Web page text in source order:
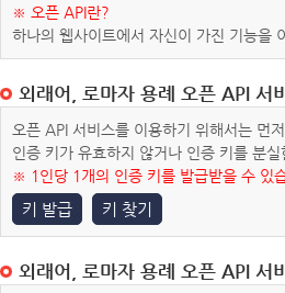
※ 오픈 API란?
하나의 웹사이트에서 자신이 가진 기능을
외래어, 로마자 용례 오픈 API 서
오픈 API 서비스를 이용하기 위해서는 먼
인증 키가 유효하지 않거나 인증 키를 분
※ 1인당 1개의 인증 키를 발급받을 수 있
키 발급 키 찾기
외래어, 로마자 용례 오픈 API 서